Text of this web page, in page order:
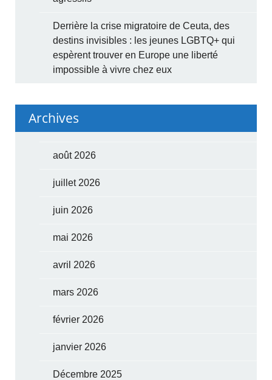
Derrière la crise migratoire de Ceuta, des
destins invisibles : les jeunes LGBTQ+ qui
espèrent trouver en Europe une liberté
impossible à vivre chez eux
Archives
août 2026
juillet 2026
juin 2026
mai 2026
avril 2026
mars 2026
février 2026
janvier 2026
Décembre 2025